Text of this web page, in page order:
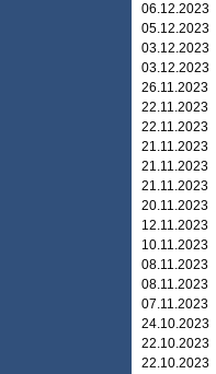
06.12.2023
05.12.2023
03.12.2023
03.12.2023
26.11.2023
22.11.2023
22.11.2023
21.11.2023
21.11.2023
21.11.2023
20.11.2023
12.11.2023
10.11.2023
08.11.2023
08.11.2023
07.11.2023
24.10.2023
22.10.2023
22.10.2023